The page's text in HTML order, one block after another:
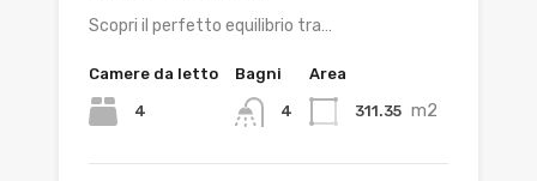
Scopri il perfetto equilibrio tra…
Camere da letto
4
Bagni
4
Area
311.35 m2